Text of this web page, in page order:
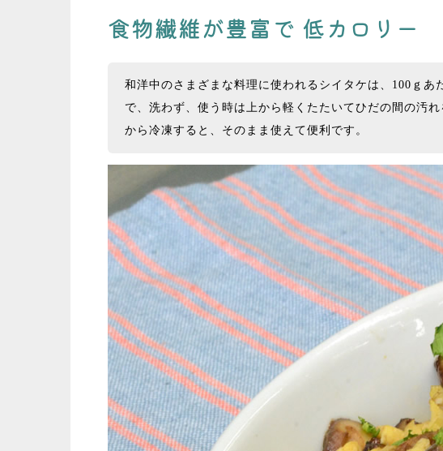
食物繊維が豊富で 低カロリー
和洋中のさまざまな料理に使われるシイタケは、100ｇ
で、洗わず、使う時は上から軽くたたいてひだの間の汚
から冷凍すると、そのまま使えて便利です。